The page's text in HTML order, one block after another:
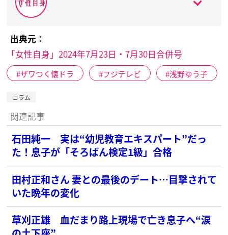
出典元：
「女性自身」2024年7月23日・7月30日合併号
ザワつく懐ドラ フジテレビ 浅野ゆう子
コラム
関連記事
石田純一 実は“幼児教育エキスパート”だっ
た！息子が「そろばん検定1級」合格
田村正和さん 妻との最後のデート…目撃されて
いた晩年の変化
草刈正雄 血だまり路上現場で亡き息子へ“涙